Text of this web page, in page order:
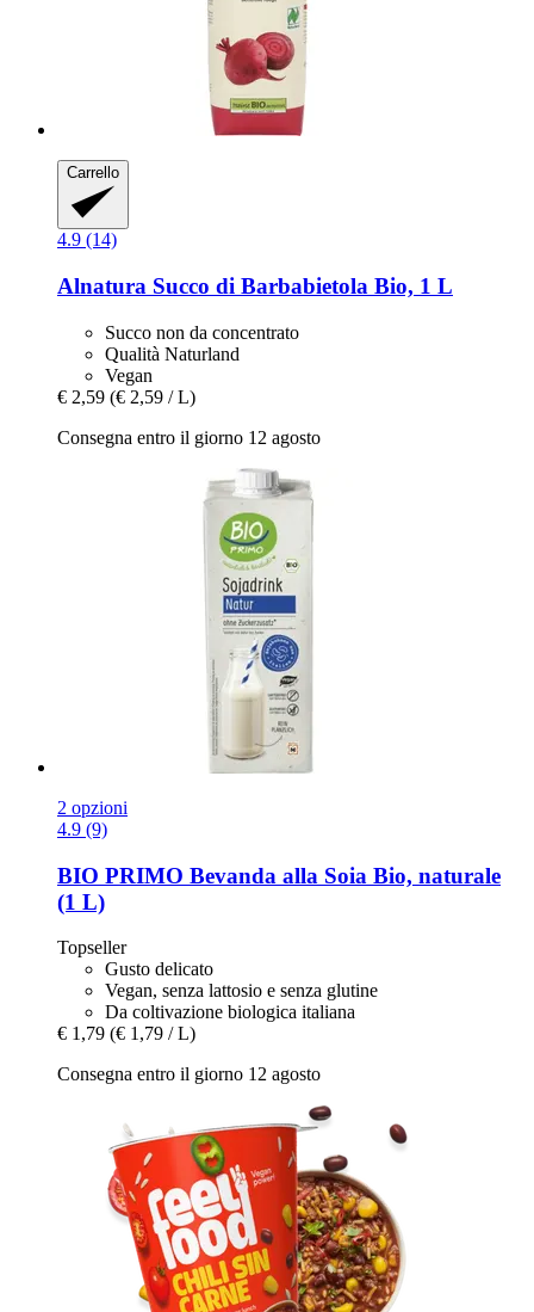
Carrello
4.9 (14)
Alnatura Succo di Barbabietola Bio, 1 L
Succo non da concentrato
Qualità Naturland
Vegan
€ 2,59 (€ 2,59 / L)
Consegna entro il giorno 12 agosto
2 opzioni
4.9 (9)
BIO PRIMO Bevanda alla Soia Bio, naturale
(1 L)
Topseller
Gusto delicato
Vegan, senza lattosio e senza glutine
Da coltivazione biologica italiana
€ 1,79 (€ 1,79 / L)
Consegna entro il giorno 12 agosto